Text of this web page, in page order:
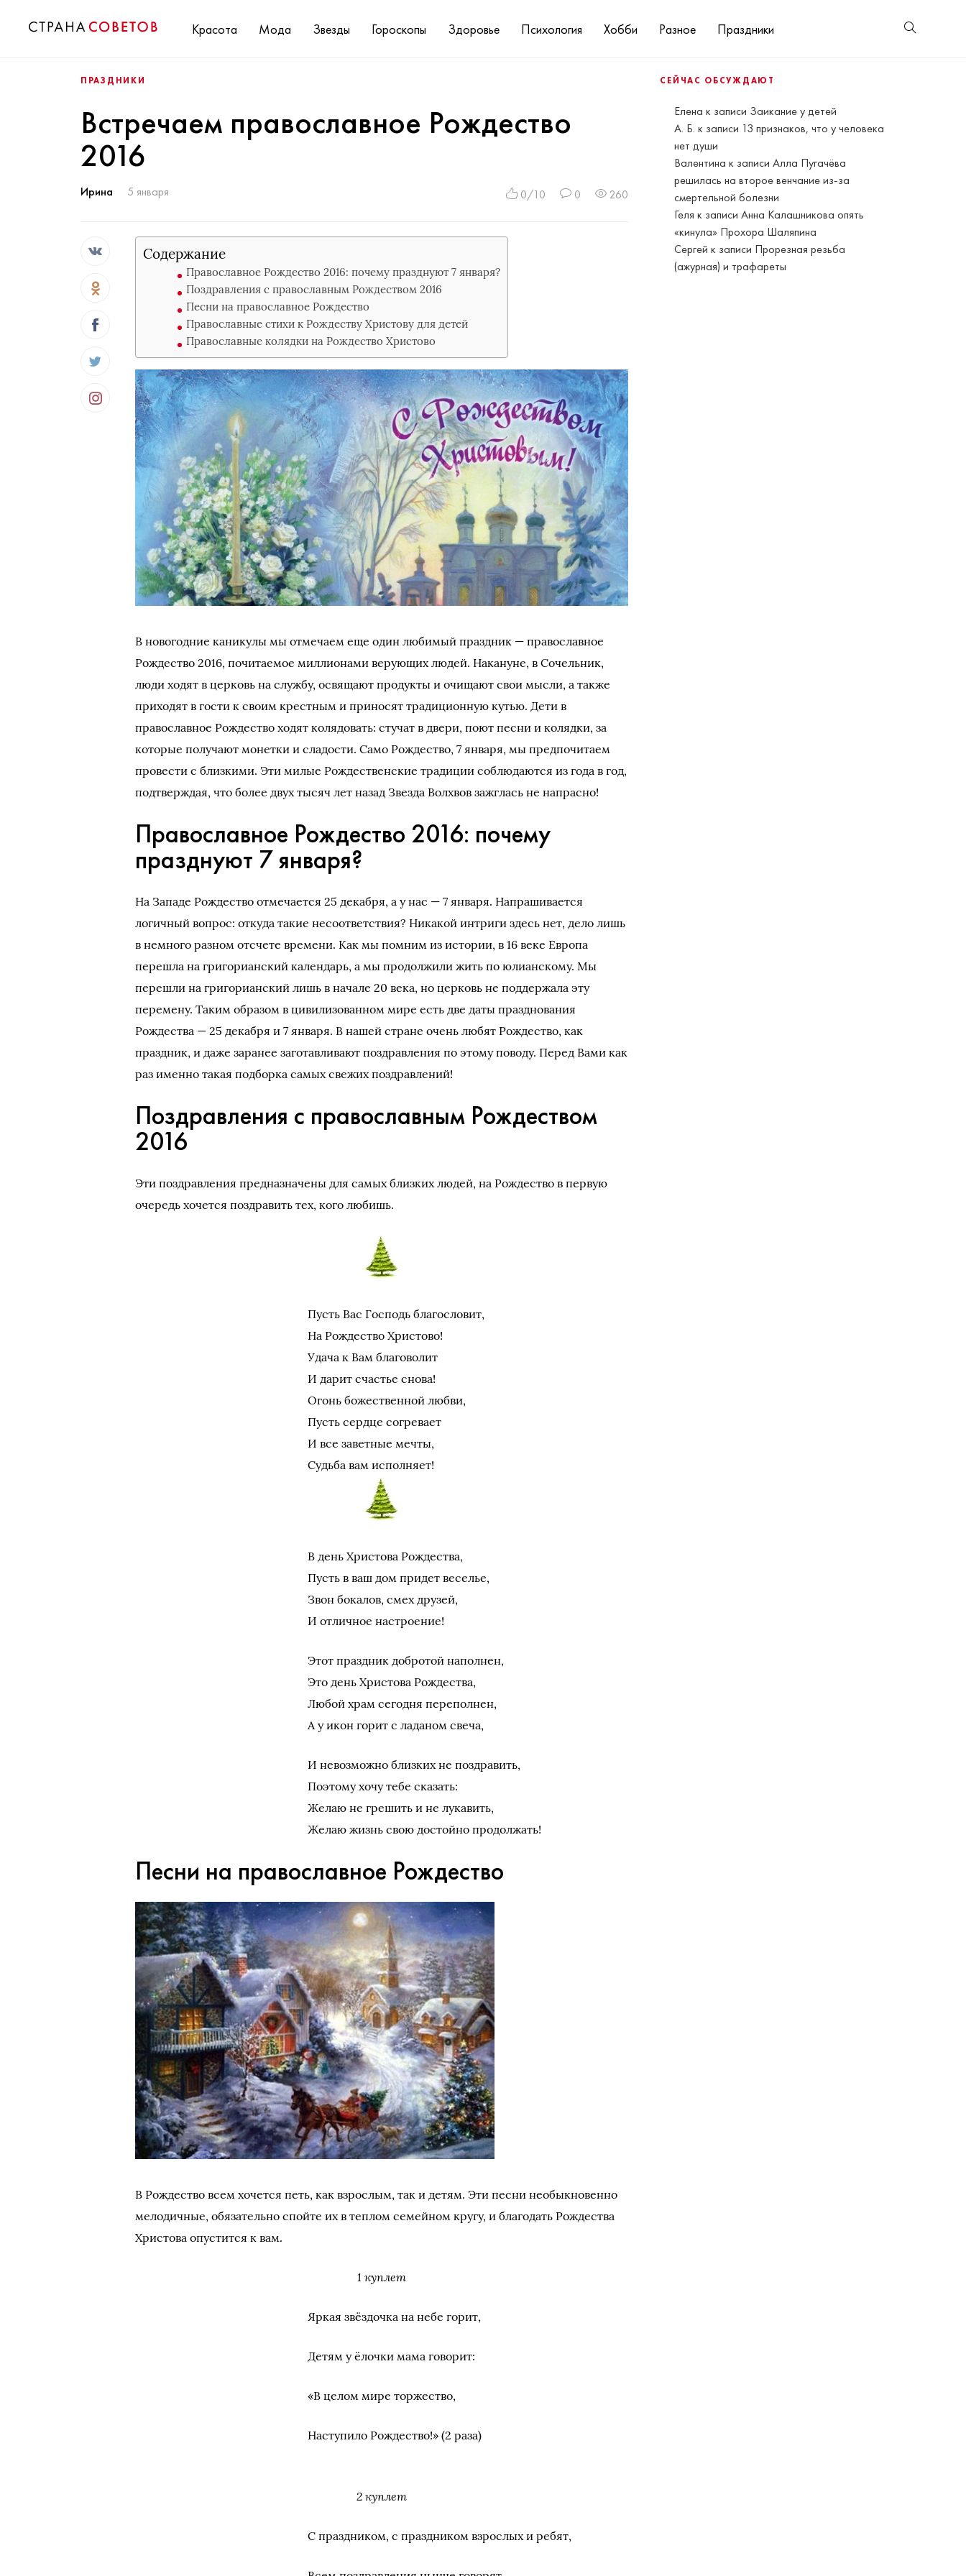
Красота Мода Звезды Гороскопы Здоровье Психология Хобби Разное Праздники
СЕЙЧАС ОБСУЖДАЮТ
Елена к записи Заикание у детей
А. Б. к записи 13 признаков, что у человека
нет души
Валентина к записиАлла Пугачёва
решилась на второе венчание из-за
смертельной болезни
Геля к записиАнна Калашникова опять
«кинула» Прохора Шаляпина
Сергей к записи Прорезная резьба
(ажурная) и трафареты
ПРАЗДНИКИ
Встречаем православное Рождество
2016
Ирина 5 января 0/10 0 260
Содержание
Православное Рождество 2016: почему празднуют 7 января?
Поздравления с православным Рождеством 2016
Песни на православное Рождество
Православные стихи к Рождеству Христову для детей
Православные колядки на Рождество Христово
В новогодние каникулы мы отмечаем еще один любимый праздник — православное
Рождество 2016, почитаемое миллионами верующих людей. Накануне, в Сочельник,
люди ходят в церковь на службу, освящают продукты и очищают свои мысли, а также
приходят в гости к своим крестным и приносят традиционную кутью. Дети в
православное Рождество ходят колядовать: стучат в двери, поют песни и колядки, за
которые получают монетки и сладости. Само Рождество, 7 января, мы предпочитаем
провести с близкими. Эти милые Рождественские традиции соблюдаются из года в год,
подтверждая, что более двух тысяч лет назад Звезда Волхвов зажглась не напрасно!
Православное Рождество 2016: почему
празднуют 7 января?
На Западе Рождество отмечается 25 декабря, а у нас — 7 января. Напрашивается
логичный вопрос: откуда такие несоответствия? Никакой интриги здесь нет, дело лишь
в немного разном отсчете времени. Как мы помним из истории, в 16 веке Европа
перешла на григорианский календарь, а мы продолжили жить по юлианскому. Мы
перешли на григорианский лишь в начале 20 века, но церковь не поддержала эту
перемену. Таким образом в цивилизованном мире есть две даты празднования
Рождества — 25 декабря и 7 января. В нашей стране очень любят Рождество, как
праздник, и даже заранее заготавливают поздравления по этому поводу. Перед Вами как
раз именно такая подборка самых свежих поздравлений!
Поздравления с православным Рождеством
2016
Эти поздравления предназначены для самых близких людей, на Рождество в первую
очередь хочется поздравить тех, кого любишь.
Пусть Вас Господь благословит,
На Рождество Христово!
Удача к Вам благоволит
И дарит счастье снова!
Огонь божественной любви,
Пусть сердце согревает
И все заветные мечты,
Судьба вам исполняет!
В день Христова Рождества,
Пусть в ваш дом придет веселье,
Звон бокалов, смех друзей,
И отличное настроение!
Этот праздник добротой наполнен,
Это день Христова Рождества,
Любой храм сегодня переполнен,
А у икон горит с ладаном свеча,
И невозможно близких не поздравить,
Поэтому хочу тебе сказать:
Желаю не грешить и не лукавить,
Желаю жизнь свою достойно продолжать!
Песни на православное Рождество
В Рождество всем хочется петь, как взрослым, так и детям. Эти песни необыкновенно
мелодичные, обязательно спойте их в теплом семейном кругу, и благодать Рождества
Христова опустится к вам.
1 куплет
Яркая звёздочка на небе горит,
Детям у ёлочки мама говорит:
«В целом мире торжество,
Наступило Рождество!» (2 раза)
2 куплет
С праздником, с праздником взрослых и ребят,